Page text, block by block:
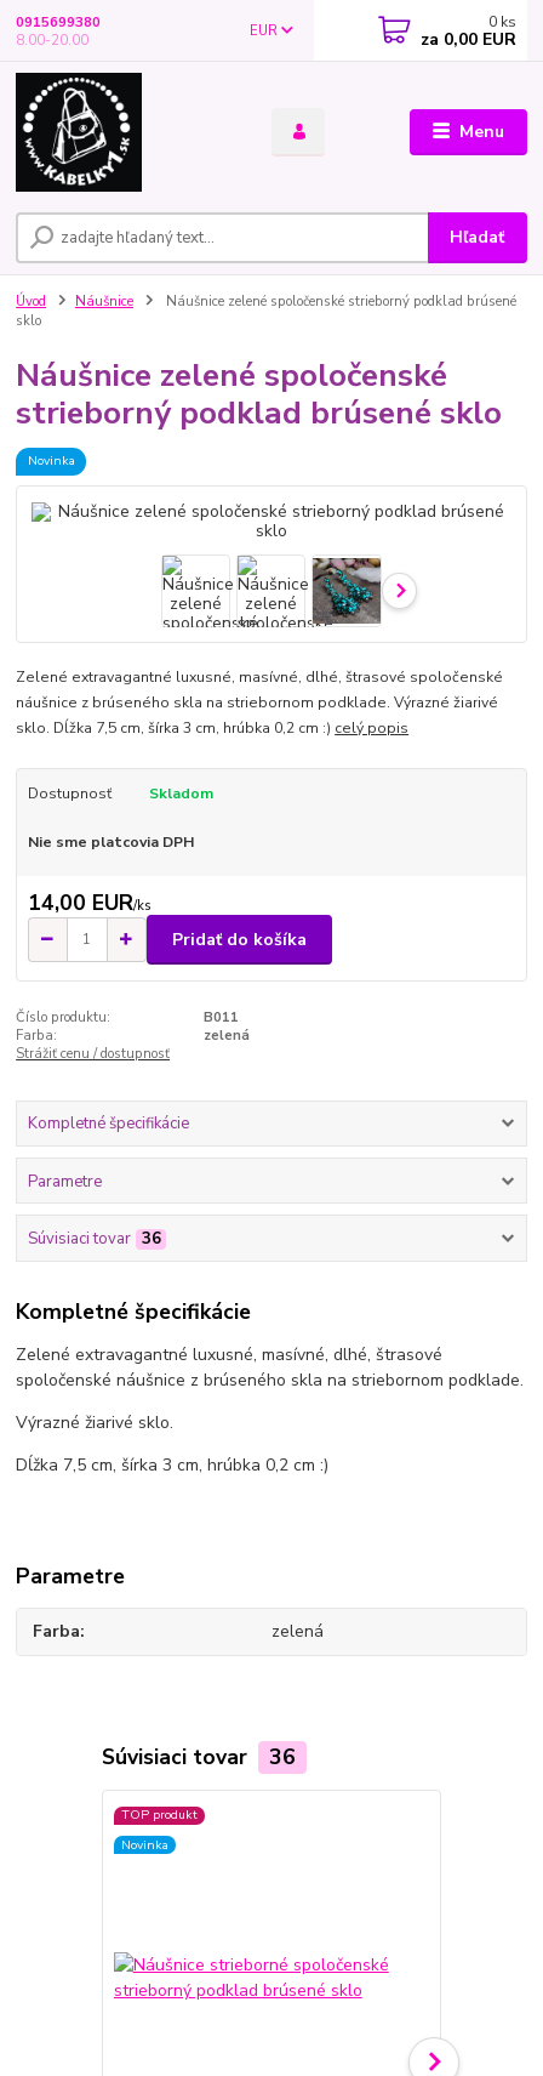
Menu
EUR
Hľadať
0915699380
8.00-20.00
0 ks
za 0,00 EUR
Úvod Náušnice
Náušnice zelené spoločenské strieborný podklad brúsené
sklo
Náušnice zelené spoločenské
strieborný podklad brúsené sklo
Novinka
Zelené extravagantné luxusné, masívné, dlhé, štrasové spoločenské
náušnice z brúseného skla na striebornom podklade. Výrazné žiarivé
sklo. Dĺžka 7,5 cm, šírka 3 cm, hrúbka 0,2 cm :) celý popis
Dostupnosť Skladom
Nie sme platcovia DPH
14,00 EUR/ks
Pridať do košíka
Číslo produktu:
B011
Farba:
zelená
Strážiť cenu / dostupnosť
Kompletné špecifikácie
Parametre
Súvisiaci tovar 36
Kompletné špecifikácie
Zelené extravagantné luxusné, masívné, dlhé, štrasové
spoločenské náušnice z brúseného skla na striebornom podklade.
Výrazné žiarivé sklo.
Dĺžka 7,5 cm, šírka 3 cm, hrúbka 0,2 cm :)
Parametre
Farba zelená
Súvisiaci tovar 36
TOP produkt
Novinka